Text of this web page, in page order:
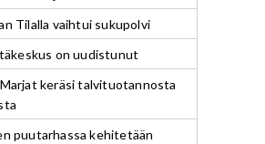
Tilalla vaihtui sukupolvi
on uudistunut
keräsi talvituotannosta
puutarhassa kehitetään